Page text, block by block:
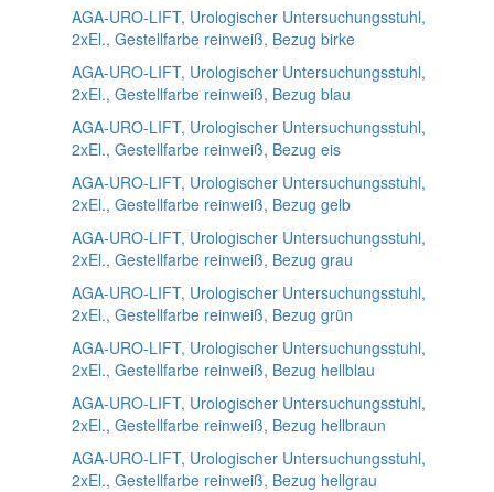
AGA-URO-LIFT, Urologischer Untersuchungsstuhl,
2xEl., Gestellfarbe reinweiß, Bezug birke
AGA-URO-LIFT, Urologischer Untersuchungsstuhl,
2xEl., Gestellfarbe reinweiß, Bezug blau
AGA-URO-LIFT, Urologischer Untersuchungsstuhl,
2xEl., Gestellfarbe reinweiß, Bezug eis
AGA-URO-LIFT, Urologischer Untersuchungsstuhl,
2xEl., Gestellfarbe reinweiß, Bezug gelb
AGA-URO-LIFT, Urologischer Untersuchungsstuhl,
2xEl., Gestellfarbe reinweiß, Bezug grau
AGA-URO-LIFT, Urologischer Untersuchungsstuhl,
2xEl., Gestellfarbe reinweiß, Bezug grün
AGA-URO-LIFT, Urologischer Untersuchungsstuhl,
2xEl., Gestellfarbe reinweiß, Bezug hellblau
AGA-URO-LIFT, Urologischer Untersuchungsstuhl,
2xEl., Gestellfarbe reinweiß, Bezug hellbraun
AGA-URO-LIFT, Urologischer Untersuchungsstuhl,
2xEl., Gestellfarbe reinweiß, Bezug hellgrau